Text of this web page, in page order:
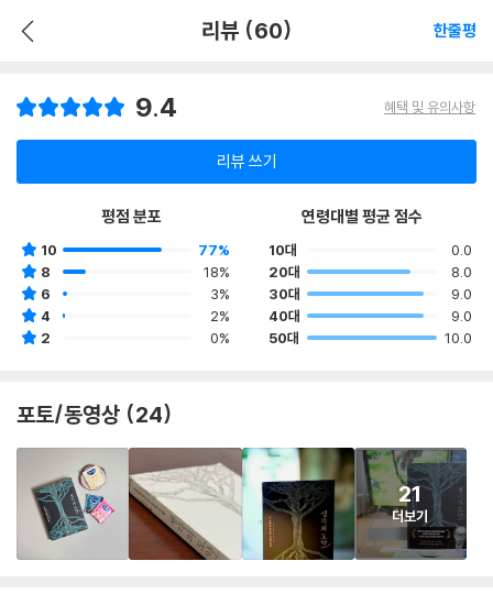
리뷰 (60) 한줄평
9.4 혜택 및 유의사항
리뷰 쓰기
평점 분포
10
77%
8
18%
6
3%
4
2%
2
0%
연령대별 평균 점수
10대
0.0
20대
8.0
30대
9.0
40대
9.0
50대
10.0
포토/동영상 (24)
21
더보기